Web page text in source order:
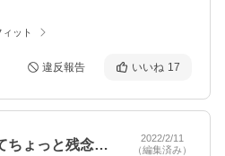
ット
違反報告 いいね 17
歯ブラシ1本足りなくてちょっと残念・・・
2022/2/11
（編集済み）